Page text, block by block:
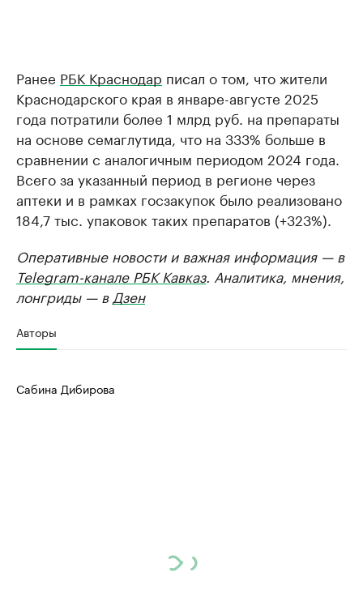
Ранее РБК Краснодар писал о том, что жители
Краснодарского края в январе-августе 2025
года потратили более 1 млрд руб. на препараты
на основе семаглутида, что на 333% больше в
сравнении с аналогичным периодом 2024 года.
Всего за указанный период в регионе через
аптеки и в рамках госзакупок было реализовано
184,7 тыс. упаковок таких препаратов (+323%).
Оперативные новости и важная информация — в
Telegram-канале РБК Кавказ. Аналитика, мнения,
лонгриды — в Дзен
Авторы
Сабина Дибирова